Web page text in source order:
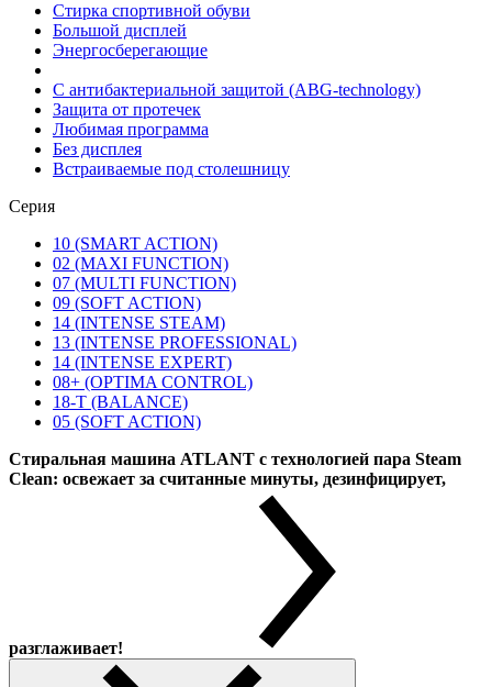
Стирка спортивной обуви
Большой дисплей
Энергосберегающие
С антибактериальной защитой (ABG-technology)
Защита от протечек
Любимая программа
Без дисплея
Встраиваемые под столешницу
Серия
10 (SMART ACTION)
02 (MAXI FUNCTION)
07 (MULTI FUNCTION)
09 (SOFT ACTION)
14 (INTENSE STEAM)
13 (INTENSE PROFESSIONAL)
14 (INTENSE EXPERT)
08+ (OPTIMA CONTROL)
18-T (BALANCE)
05 (SOFT ACTION)
Стиральная машина ATLANT с технологией пара Steam
Clean: освежает за считанные минуты, дезинфицирует,
разглаживает!